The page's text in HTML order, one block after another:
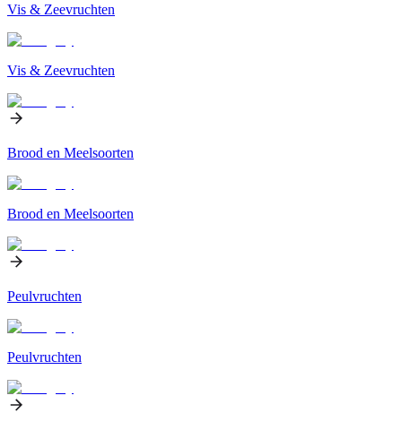
Vis & Zeevruchten
Vis & Zeevruchten
Brood en Meelsoorten
Brood en Meelsoorten
Peulvruchten
Peulvruchten